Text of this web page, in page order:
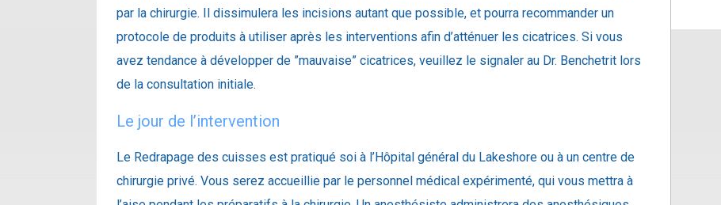
par la chirurgie. Il dissimulera les incisions autant que possible, et pourra recommander un
protocole de produits à utiliser après les interventions afin d’atténuer les cicatrices. Si vous
avez tendance à développer de ”mauvaise” cicatrices, veuillez le signaler au Dr. Benchetrit lors
de la consultation initiale.
Le jour de l’intervention
Le Redrapage des cuisses est pratiqué soi à l’Hôpital général du Lakeshore ou à un centre de
chirurgie privé. Vous serez accueillie par le personnel médical expérimenté, qui vous mettra à